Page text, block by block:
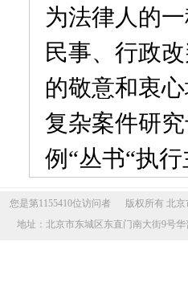
为法律人的
民事、行政
的敬意和衷
复杂案件研
例“丛书“执
您是第1155410位访问者 版权所有 北京
地址：北京市东城区东直门南大街9号华